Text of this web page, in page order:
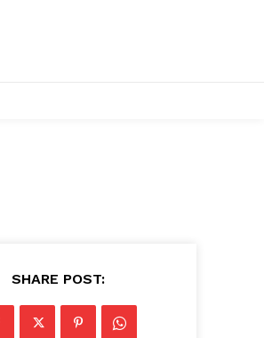
SHARE POST: